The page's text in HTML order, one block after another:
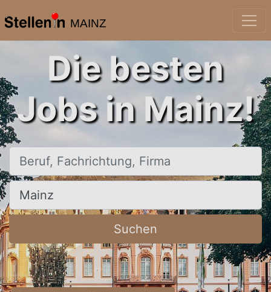
MAINZ
Die besten
Jobs in Mainz!
Beruf, Fachrichtung, Firma
Ort, Stadt
Suchen